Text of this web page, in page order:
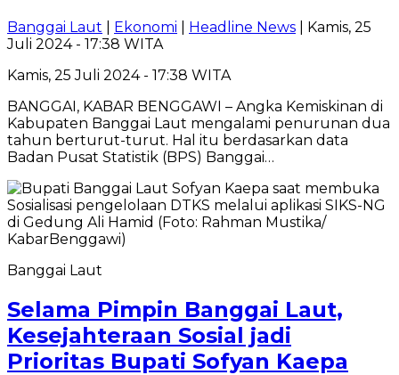
Banggai Laut Ekonomi Headline News | Kamis, 25
Juli 2024 - 17:38 WITA
Kamis, 25 Juli 2024 - 17:38 WITA
BANGGAI, KABAR BENGGAWI – Angka Kemiskinan di
Kabupaten Banggai Laut mengalami penurunan dua
tahun berturut-turut. Hal itu berdasarkan data
Badan Pusat Statistik (BPS) Banggai…
Banggai Laut
Selama Pimpin Banggai Laut,
Kesejahteraan Sosial jadi
Prioritas Bupati Sofyan Kaepa